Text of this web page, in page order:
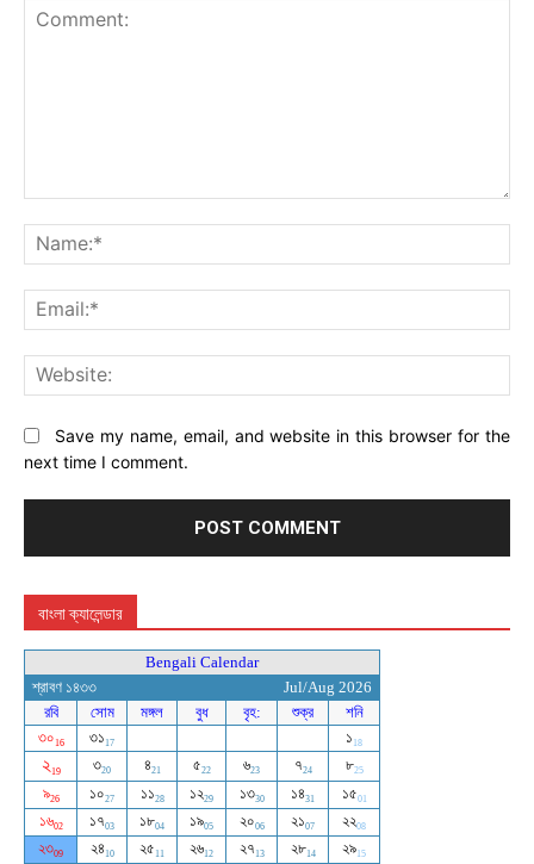
Save my name, email, and website in this browser for the
next time I comment.
বাংলা ক্যালেন্ডার